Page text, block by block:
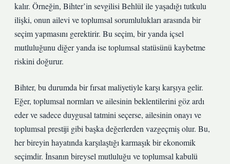
kalır. Örneğin, Bihter’in sevgilisi Behlül ile yaşadığı tutkulu
ilişki, onun ailevi ve toplumsal sorumlulukları arasında bir
seçim yapmasını gerektirir. Bu seçim, bir yanda içsel
mutluluğunu diğer yanda ise toplumsal statüsünü kaybetme
riskini doğurur.
Bihter, bu durumda bir fırsat maliyetiyle karşı karşıya gelir.
Eğer, toplumsal normları ve ailesinin beklentilerini göz ardı
eder ve sadece duygusal tatmini seçerse, ailesinin onayı ve
toplumsal prestiji gibi başka değerlerden vazgeçmiş olur. Bu,
her bireyin hayatında karşılaştığı karmaşık bir ekonomik
seçimdir. İnsanın bireysel mutluluğu ve toplumsal kabulü